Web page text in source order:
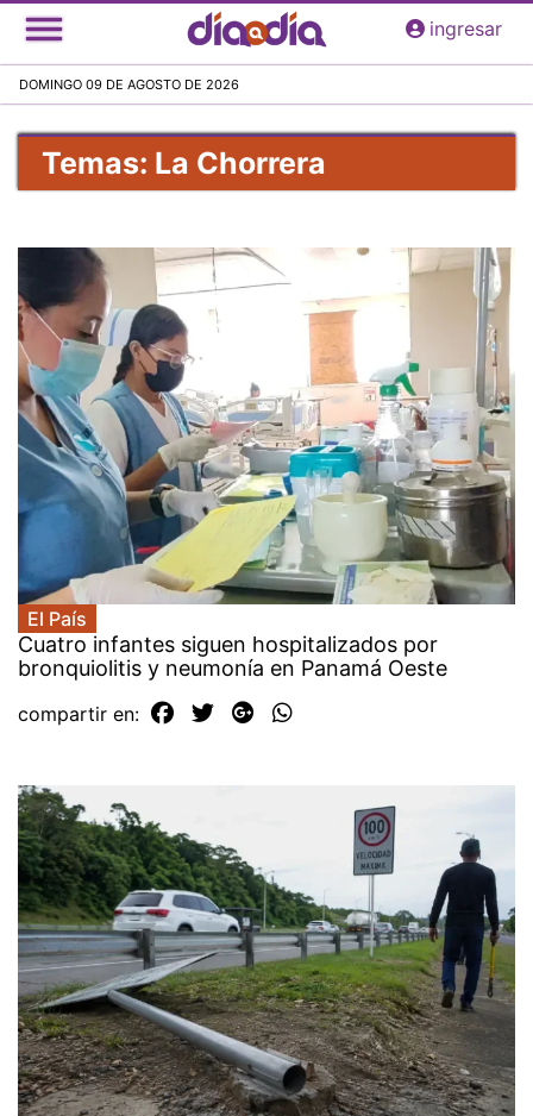
Pasar
al
principal
ingresar
DOMINGO 09 DE AGOSTO DE 2026
Temas: La Chorrera
El País
Cuatro infantes siguen hospitalizados por
bronquiolitis y neumonía en Panamá Oeste
compartir en: